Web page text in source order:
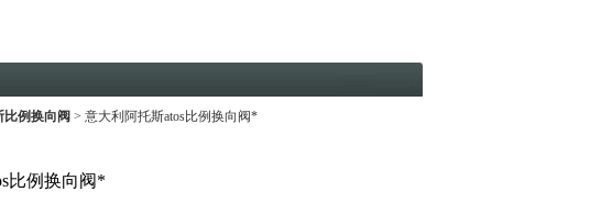
比例换向阀 > 意大利阿托斯atos比例换向阀*
比例换向阀*